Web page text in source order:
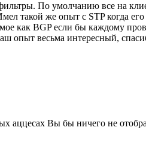
По умолчанию все на
такой же опыт с STP когда
как BGP если бы каждому
опыт весьма интересный,
Вы бы ничего не